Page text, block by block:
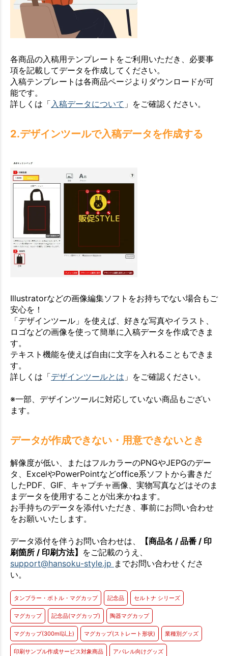
各商品の入稿用テンプレートをご利用いただき、必要事
項を記載してデータを作成してください。
入稿テンプレートは各商品ページよりダウンロードが可
能です。
詳しくは「 入稿データについて 」をご確認ください。
2.デザインツールで入稿データを作成する
Illustratorなどの画像編集ソフトをお持ちでない場合もご
安心を！
「デザインツール」を使えば、好きな写真やイラスト、
ロゴなどの画像を使って簡単に入稿データを作成できま
す。
テキスト機能を使えば自由に文字を入れることもできま
す。
詳しくは「デザインツールとは 」をご確認ください。
※一部、デザインツールに対応していない商品もござい
ます。
データが作成できない・用意できないとき
解像度が低い、またはフルカラーのPNGやJEPGのデー
タ、ExcelやPowerPointなどoffice系ソフトから書きだ
したPDF、GIF、キャプチャ画像、実物写真などはそのま
まデータを使用することが出来かねます。
お手持ちのデータを添付いただき、事前にお問い合わせ
をお願いいたします。
データ添付を伴うお問い合わせは、
【商品名 / 品番 / 印
刷箇所 / 印刷方法】 をご記載のうえ、
support@hansoku-style.jp までお問い合わせくださ
い。
タンブラー・ボトル・マグカップ 記念品 セルトナ シリーズ
マグカップ 記念品(マグカップ) 陶器マグカップ
マグカップ(300ml以上) マグカップ(ストレート形状) 業種別グッズ
印刷サンプル作成サービス対象商品 アパレル向けグッズ